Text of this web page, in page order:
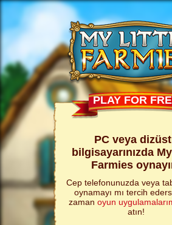
PLAY FOR
PC veya
bilgisayarınızda
Farmies
Cep telefonunuzda veya
oynamayı mı tercih
zaman oyun
atın!